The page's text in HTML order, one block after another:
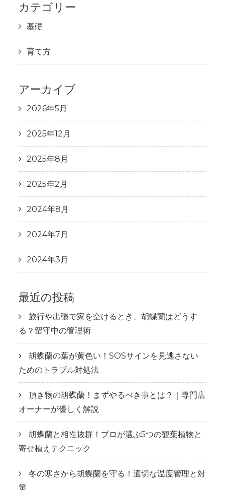
カテゴリー
基礎
育て方
アーカイブ
2026年5月
2025年12月
2025年8月
2025年2月
2024年8月
2024年7月
2024年3月
最近の投稿
旅行や出張で家を空けるとき、胡蝶蘭はどうす
る？留守中の管理術
胡蝶蘭の葉が黄色い！SOSサインを見逃さない
ためのトラブル対処法
頂き物の胡蝶蘭！まずやるべき事とは？｜専門店
オーナーが優しく解説
胡蝶蘭と相性抜群！プロが選ぶ5つの観葉植物と
寄せ植えテクニック
冬の寒さから胡蝶蘭を守る！適切な温度管理と対
策